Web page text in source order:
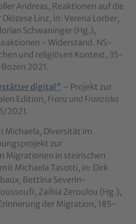
Andreas, Reaktionen auf die
Linz, in: Verena Lorber,
Schwaninger (Hg.),
- Widerstand. NS-
und religiösen Kontext, 35-
2021.
digital" – Projekt zur
Edition, Franz und Franziska
2021.
Michaela, Diversität im
zur
Migrationen in steirischen
Michaela Tasotti, in: Dirk
Bettina Severin-
Zaihia Zeroulou (Hg.),
der Migration, 185-